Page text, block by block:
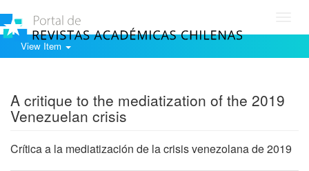
View Item
A critique to the mediatization of the 2019
Venezuelan crisis
Crítica a la mediatización de la crisis venezolana de 2019